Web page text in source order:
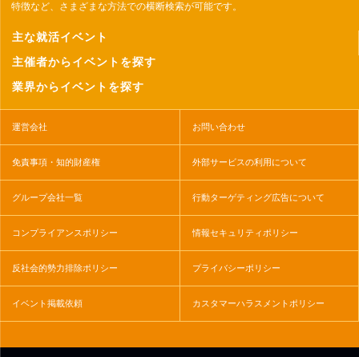
特徴など、さまざまな方法での横断検索が可能です。
主な就活イベント
主催者からイベントを探す
業界からイベントを探す
運営会社 お問い合わせ
免責事項・知的財産権 外部サービスの利用について
グループ会社一覧 行動ターゲティング広告について
コンプライアンスポリシー 情報セキュリティポリシー
反社会的勢力排除ポリシー プライバシーポリシー
イベント掲載依頼 カスタマーハラスメントポリシー